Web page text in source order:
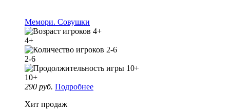
Мемори. Совушки
4+
2-6
10+
290 руб. Подробнее
Хит продаж